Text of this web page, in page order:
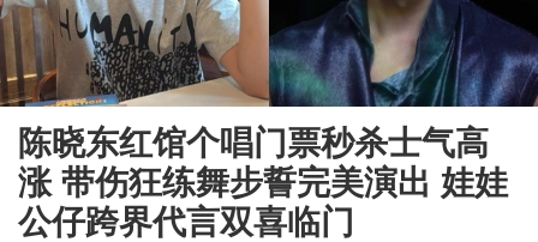
陈晓东红馆个唱门票秒杀士气高
涨 带伤狂练舞步誓完美演出 娃娃
公仔跨界代言双喜临门